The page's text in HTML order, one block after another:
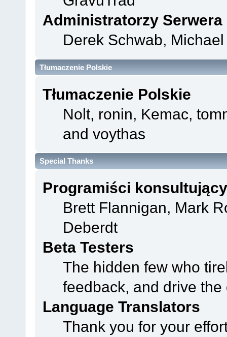
Administratorzy Serwera
Derek Schwab,
Tłumaczenie Polskie
Tłumaczenie Polskie
Nolt, ronin, Kemac,
and voythas
Special Thanks
Programiści konsultujący
Brett Flannigan, Mark
Deberdt
Beta Testers
The hidden few who
feedback, and drive
Language Translators
Thank you for your